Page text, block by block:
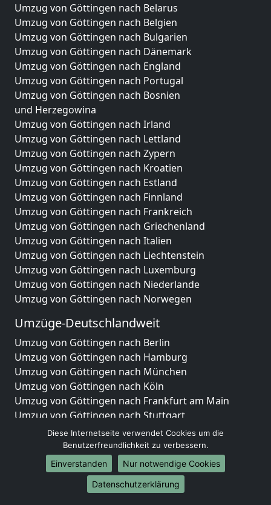
Umzug von Göttingen nach Belarus
Umzug von Göttingen nach Belgien
Umzug von Göttingen nach Bulgarien
Umzug von Göttingen nach Dänemark
Umzug von Göttingen nach England
Umzug von Göttingen nach Portugal
Umzug von Göttingen nach Bosnien
und Herzegowina
Umzug von Göttingen nach Irland
Umzug von Göttingen nach Lettland
Umzug von Göttingen nach Zypern
Umzug von Göttingen nach Kroatien
Umzug von Göttingen nach Estland
Umzug von Göttingen nach Finnland
Umzug von Göttingen nach Frankreich
Umzug von Göttingen nach Griechenland
Umzug von Göttingen nach Italien
Umzug von Göttingen nach Liechtenstein
Umzug von Göttingen nach Luxemburg
Umzug von Göttingen nach Niederlande
Umzug von Göttingen nach Norwegen
Umzüge-Deutschlandweit
Umzug von Göttingen nach Berlin
Umzug von Göttingen nach Hamburg
Umzug von Göttingen nach München
Umzug von Göttingen nach Köln
Umzug von Göttingen nach Frankfurt am Main
Umzug von Göttingen nach Stuttgart
Umzug von Göttingen nach Düsseldorf
Umzug von Göttingen nach Leipzig
Umzug von Göttingen nach Dortmund
Umzug von Göttingen nach Essen
Umzug von Göttingen nach Bremen
Diese Internetseite verwendet Cookies um die
Benutzerfreundlichkeit zu verbessern.
Einverstanden
Nur notwendige Cookies
Datenschutzerklärung